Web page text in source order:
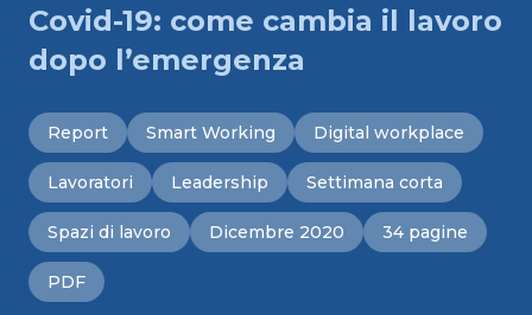
Covid-19: come cambia il lavoro
dopo l’emergenza
Report Smart Working Digital workplace
Lavoratori Leadership Settimana corta
Spazi di lavoro Dicembre 2020 34 pagine
PDF